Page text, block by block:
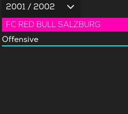
2001 / 2002
FC RED BULL SALZBURG
Offensive